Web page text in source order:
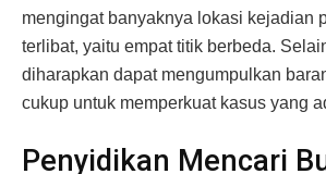
mengingat banyaknya lokasi kejadian
terlibat, yaitu empat titik berbeda.
diharapkan dapat mengumpulkan
cukup untuk memperkuat kasus yang
Penyidikan Mencari